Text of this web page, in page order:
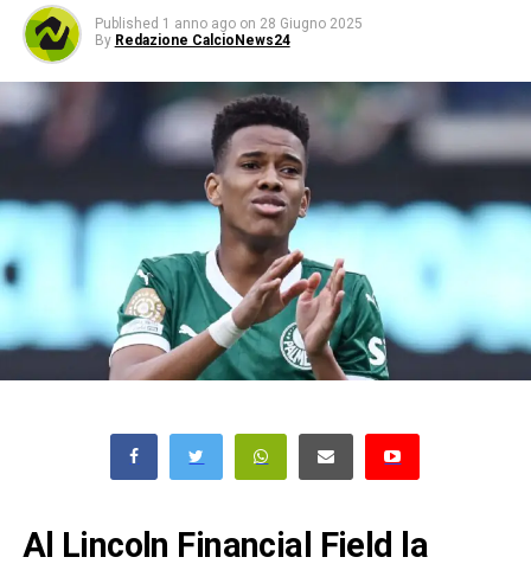
Published 1 anno ago on 28 Giugno 2025
By Redazione CalcioNews24
Al Lincoln Financial Field la